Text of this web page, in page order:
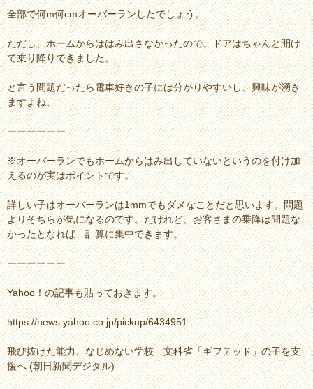
全部で何m何cmオーバーランしたでしょう。
ただし、ホームからははみ出さなかったので、ドアはちゃんと開け
て乗り降りできました。
と言う問題だったら電車好きの子には分かりやすいし、興味が湧き
ますよね。
ーーーーーー
※オーバーランでもホームからはみ出していないというのを付け加
えるのが実はポイントです。
詳しい子はオーバーランは1mmでもダメなことだと思います。問題
よりそちらが気になるのです。だけれど、お客さまの乗降は問題な
かったとなれば、計算に集中できます。
ーーーーーー
Yahoo！の記事も貼っておきます。
https://news.yahoo.co.jp/pickup/6434951
飛び抜けた能力、なじめない学校 文科省「ギフテッド」の子を支
援へ (朝日新聞デジタル)